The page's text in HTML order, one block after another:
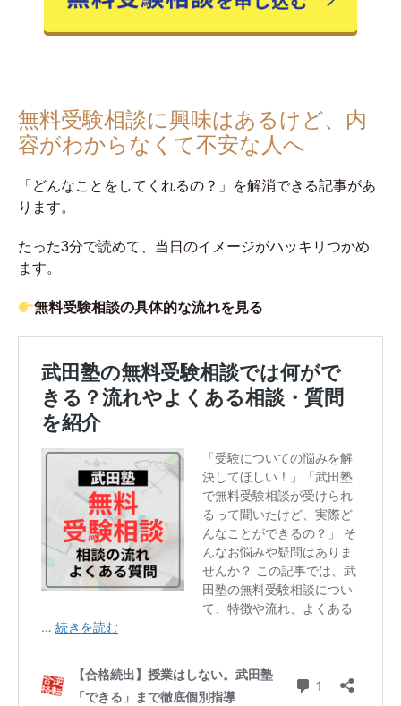
無料受験相談に興味はあるけど、内
容がわからなくて不安な人へ
「どんなことをしてくれるの？」を解消できる記事があ
ります。
たった3分で読めて、当日のイメージがハッキリつかめ
ます。
無料受験相談の具体的な流れを見る